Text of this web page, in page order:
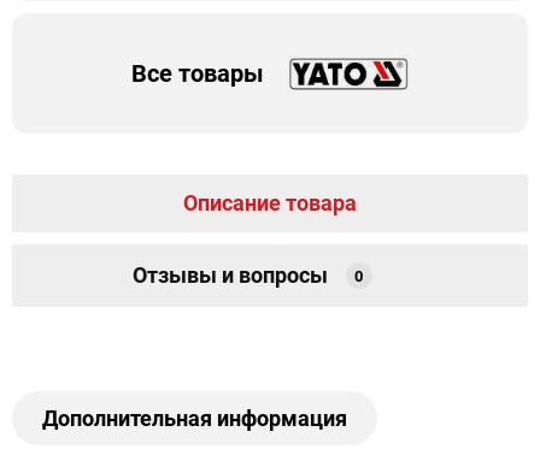
Все товары
Описание товара
Отзывы и вопросы 0
Дополнительная информация